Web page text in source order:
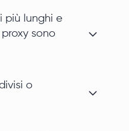
più lunghi e
sono
o